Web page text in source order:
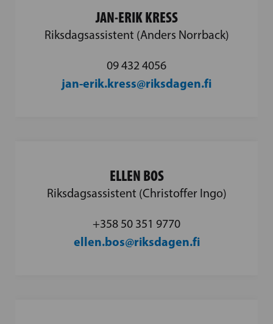
JAN-ERIK KRESS
Riksdagsassistent (Anders Norrback)
09 432 4056
jan-erik.kress@riksdagen.fi
ELLEN BOS
Riksdagsassistent (Christoffer Ingo)
+358 50 351 9770
ellen.bos@riksdagen.fi